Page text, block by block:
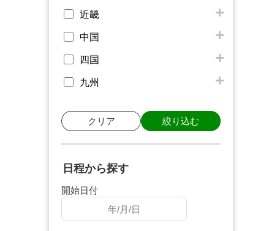
近畿
中国
四国
九州
クリア 絞り込む
日程から探す
開始日付